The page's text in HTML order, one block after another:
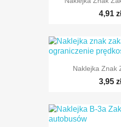
4,91
Naklejka Znak
3,95